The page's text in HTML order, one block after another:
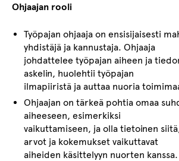
Ohjaajan rooli
Työpajan ohjaaja on ensisijaisesti
yhdistäjä ja kannustaja. Ohjaaja
johdattelee työpajan aiheen ja
askelin, huolehtii työpajan
ilmapiiristä ja auttaa nuoria
Ohjaajan on tärkeä pohtia omaa
aiheeseen, esimerkiksi
vaikuttamiseen, ja olla tietoinen
arvot ja kokemukset vaikuttavat
aiheiden käsittelyyn nuorten kanssa.